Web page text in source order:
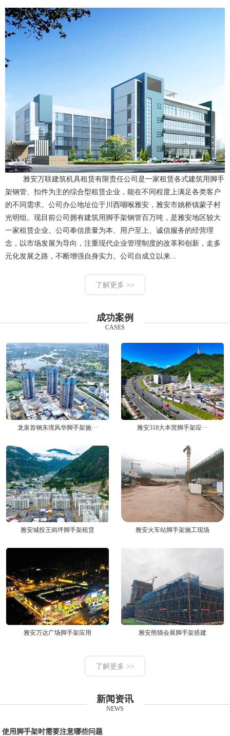
雅安万联建筑机具租赁有限责任公司是一家租赁各式建筑用脚手
架钢管、扣件为主的综合型租赁企业，能在不同程度上满足各类客户
的不同需求。公司办公地址位于川西咽喉雅安，雅安市姚桥镇蒙子村
光明组。现目前公司拥有建筑用脚手架钢管百万吨，是雅安地区较大
一家租赁企业。公司奉信质量为本、用户至上、诚信服务的经营理
念，以市场发展为导向，注重现代企业管理制度的改革和创新，走多
元化发展之路，不断增强自身实力。公司自成立以来...
了解更多 >>
成功案例
CASES
龙泉首钢东境风华脚手架施··· 雅安318大本营脚手架应···
雅安城投王岗坪脚手架租赁 雅安火车站脚手架施工现场
雅安万达广场脚手架应用 雅安熊猫会展脚手架搭建
了解更多 >>
新闻资讯
NEWS
使用脚手架时需要注意哪些问题